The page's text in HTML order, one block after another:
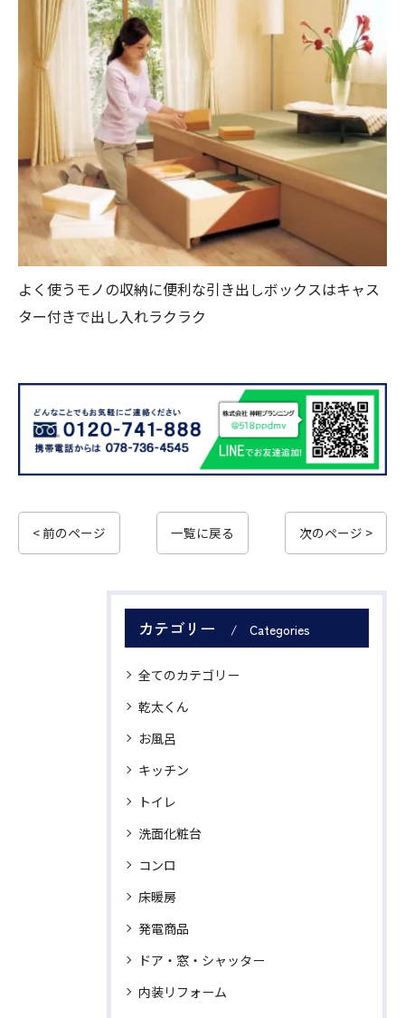
よく使うモノの収納に便利な引き出しボックスはキャス
ター付きで出し入れラクラク
< 前のページ 一覧に戻る 次のページ >
カテゴリー Categories
全てのカテゴリー
乾太くん
お風呂
キッチン
トイレ
洗面化粧台
コンロ
床暖房
発電商品
ドア・窓・シャッター
内装リフォーム